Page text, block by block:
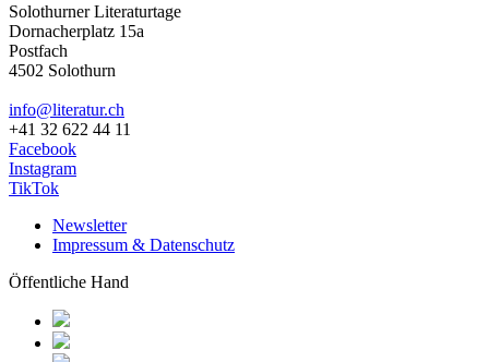
Solothurner Literaturtage
Dornacherplatz 15a
Postfach
4502 Solothurn
info@literatur.ch
+41 32 622 44 11
Facebook
Instagram
TikTok
Newsletter
Impressum & Datenschutz
Öffentliche Hand